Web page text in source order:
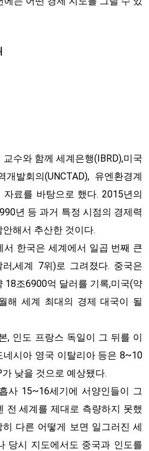
수와 함께 세계은행(IBRD),미국
개발회의(UNCTAD), 유엔환경계
자료를 바탕으로 했다. 2015년의
년 등 과거 특정 시점의 경제력
해서 추산한 것이다.
한국은 세계에서 일곱 번째 큰
,세계 7위)로 그려졌다. 중국은
18조6900억 달러를 기록,미국(약
해 세계 최대의 경제 대국이 될
, 인도 프랑스 독일이 그 뒤를 이
네시아 영국 이탈리아 등은 8~10
낮을 것으로 예상됐다.
사 15~16세기에 서양인들이 그
전 세계를 제대로 측량하지 못했
다른 어떻게 보면 일그러진 세
당시 지도에서도 중국과 인도를